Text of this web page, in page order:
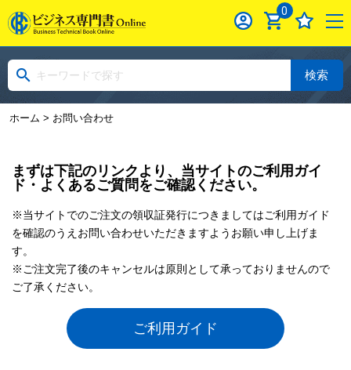
0
検索
ホーム > お問い合わせ
まずは下記のリンクより、当サイトのご利用ガイ
ド・よくあるご質問をご確認ください。
※当サイトでのご注文の領収証発行につきましてはご利用ガイド
を確認のうえお問い合わせいただきますようお願い申し上げま
す。
※ご注文完了後のキャンセルは原則として承っておりませんので
ご了承ください。
ご利用ガイド